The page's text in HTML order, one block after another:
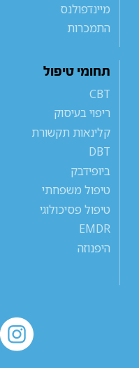
מיינדפולנס
התמכרות
תחומי טיפול
CBT
ריפוי בעיסוק
קלינאות תקשורת
DBT
ביופידבק
טיפול משפחתי
טיפול פסיכולוגי
EMDR
היפנוזה